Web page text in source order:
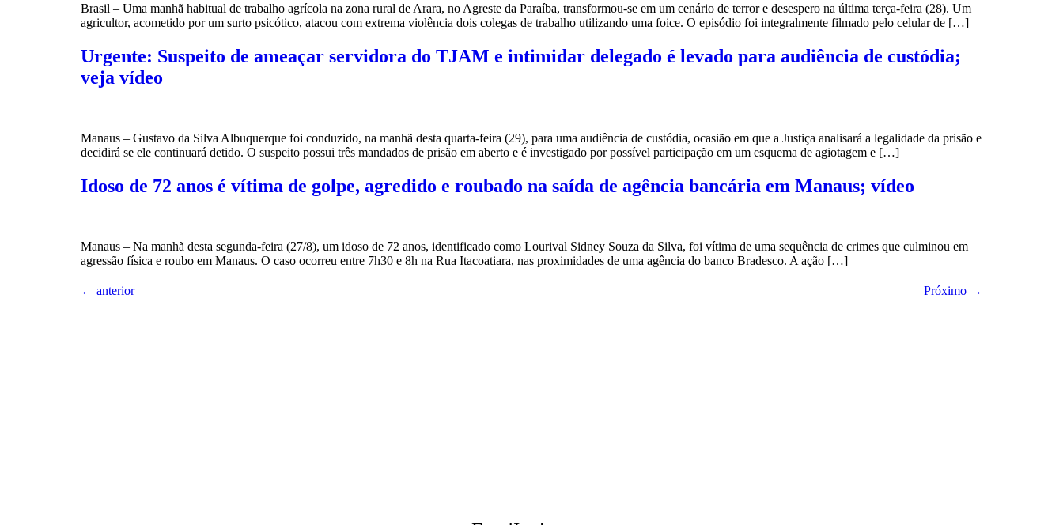
Brasil – Uma manhã habitual de trabalho agrícola na zona rural de Arara, no Agreste da Paraíba, transformou-se em um cenário de terror e desespero na última terça-feira (28). Um
agricultor, acometido por um surto psicótico, atacou com extrema violência dois colegas de trabalho utilizando uma foice. O episódio foi integralmente filmado pelo celular de […]
Urgente: Suspeito de ameaçar servidora do TJAM e intimidar delegado é levado para audiência de custódia;
veja vídeo
Manaus – Gustavo da Silva Albuquerque foi conduzido, na manhã desta quarta-feira (29), para uma audiência de custódia, ocasião em que a Justiça analisará a legalidade da prisão e
decidirá se ele continuará detido. O suspeito possui três mandados de prisão em aberto e é investigado por possível participação em um esquema de agiotagem e […]
Idoso de 72 anos é vítima de golpe, agredido e roubado na saída de agência bancária em Manaus; vídeo
Manaus – Na manhã desta segunda-feira (27/8), um idoso de 72 anos, identificado como Lourival Sidney Souza da Silva, foi vítima de uma sequência de crimes que culminou em
agressão física e roubo em Manaus. O caso ocorreu entre 7h30 e 8h na Rua Itacoatiara, nas proximidades de uma agência do banco Bradesco. A ação […]
← anterior Próximo →